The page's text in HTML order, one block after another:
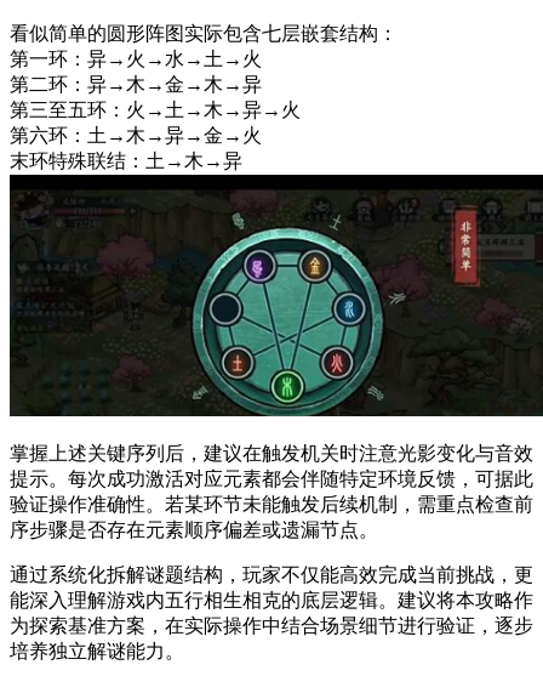
看似简单的圆形阵图实际包含七层嵌套结构：
第一环：异→火→水→土→火
第二环：异→木→金→木→异
第三至五环：火→土→木→异→火
第六环：土→木→异→金→火
末环特殊联结：土→木→异
掌握上述关键序列后，建议在触发机关时注意光影变化与音效
提示。每次成功激活对应元素都会伴随特定环境反馈，可据此
验证操作准确性。若某环节未能触发后续机制，需重点检查前
序步骤是否存在元素顺序偏差或遗漏节点。
通过系统化拆解谜题结构，玩家不仅能高效完成当前挑战，更
能深入理解游戏内五行相生相克的底层逻辑。建议将本攻略作
为探索基准方案，在实际操作中结合场景细节进行验证，逐步
培养独立解谜能力。